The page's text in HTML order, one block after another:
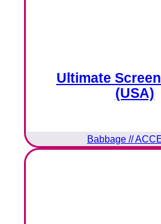
Ultimate
(USA)
Babbage //